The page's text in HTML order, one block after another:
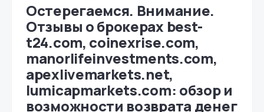
Остерегаемся. Внимание.
Отзывы о брокерах best-
t24.com, coinexrise.com,
manorlifeinvestments.com,
apexlivemarkets.net,
lumicapmarkets.com: обзор и
возможности возврата денег